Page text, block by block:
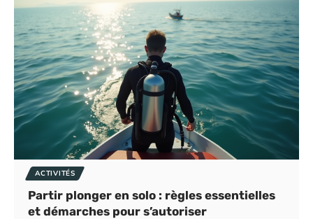
ACTIVITÉS
Partir plonger en solo : règles essentielles
et démarches pour s’autoriser